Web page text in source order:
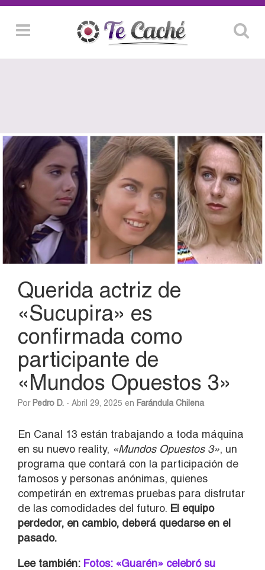
Querida actriz de
«Sucupira» es
confirmada como
participante de
«Mundos Opuestos 3»
Por Pedro D. - Abril 29, 2025 en Farándula Chilena
En Canal 13 están trabajando a toda máquina
en su nuevo reality, «Mundos Opuestos 3», un
programa que contará con la participación de
famosos y personas anónimas, quienes
competirán en extremas pruebas para disfrutar
de las comodidades del futuro. El equipo
perdedor, en cambio, deberá quedarse en el
pasado.
Lee también: Fotos: «Guarén» celebró su